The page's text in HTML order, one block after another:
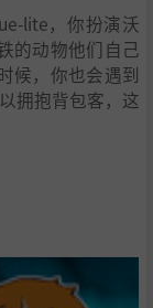
lite，你扮演沃
的动物他们自己
候，你也会遇到
拥抱背包客，这